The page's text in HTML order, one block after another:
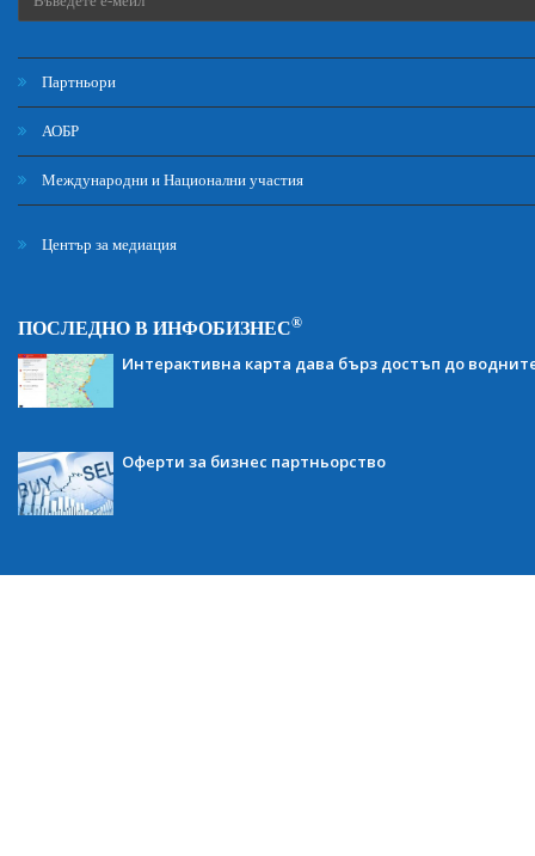
Партньори
АОБР
Международни и Национални участия
Център за медиация
ПОСЛЕДНО В ИНФОБИЗНЕС®
Интерактивна карта дава бърз достъп до
Оферти за бизнес партньорство